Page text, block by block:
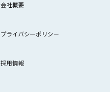
会社概要
プライバシーポリシー
採用情報